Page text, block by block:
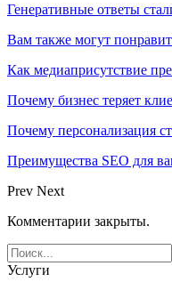
Генеративные ответы
Вам также могут
Как медиаприсутствие
Почему бизнес теряет
Почему персонализация
Преимущества SEO для
Prev Next
Комментарии закрыты.
Услуги